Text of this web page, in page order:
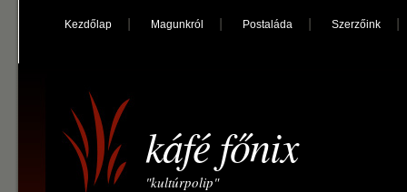
Kezdőlap Magunkról Postaláda Szerzőink
káfé főnix
"kultúrpolip"